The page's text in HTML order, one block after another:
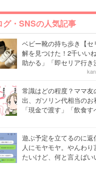
グ・SNSの人気記事
ベビー靴の持ち歩き【セ
解を見つけた！2千いい
助かる」「即セリア行き
常識はどの程度？ママ友
出、ガソリン代相当のお
「現金で渡す」「飲食す
遊ぶ予定を立てるのに返
人にモヤモヤ。やんわり
たいけど、何と言えばい